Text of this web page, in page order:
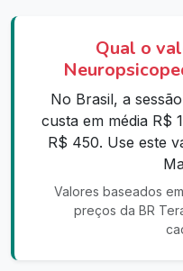
Qual o
No Brasil, a
custa em média R$
R$ 450. Use este
Valores baseados
preços da BR